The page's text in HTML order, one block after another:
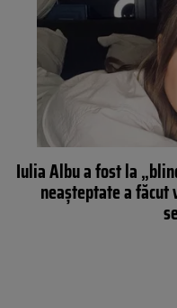
Iulia Albu a fost la
neaşteptate a